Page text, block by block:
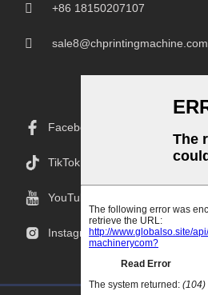
+86 18150207107
sale8@chprintingmachine.com
Facebook
TikTok
YouTube
Instagramissa